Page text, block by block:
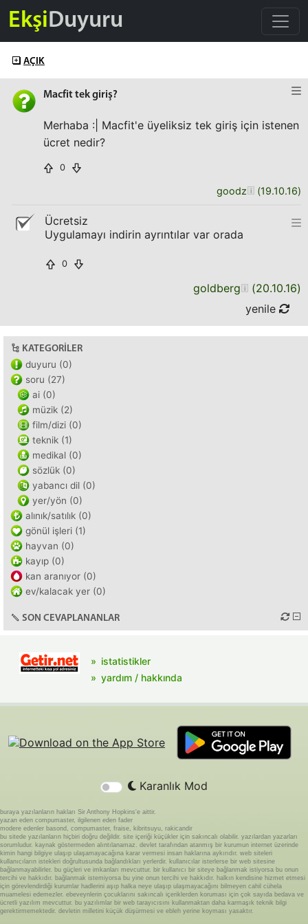
EkşiDuyuru
AÇIK
Macfit tek giriş?
Merhaba :| Macfit'e üyeliksiz tek giriş için istenen
ücret nedir?
0
goodz (19.10.16)
Ücretsiz
Uygulamayı indirin ayrıntılar var orada
0
goldberg (20.10.16)
yenile
KATEGORILER
duyuru (0)
soru (27)
ai (0)
müzik (2)
film/dizi (0)
teknik (1)
medikal (0)
sözlük (0)
yabancı dil (0)
yer/yön (0)
alınık/satılık (0)
gönül işleri (1)
hayvan (0)
kayıp (0)
kan aranıyor (0)
ev/kalacak yer (0)
SON CEVAPLANANLAR
istatistikler
yardım / hakkında
Karanlık Mod
buraya yazılanların hakları Sir Anthony Hopkins'e aittir.
yazan eden compumaster, ilgilenen eden fader
modere edenler basond, compumaster, fraise, kibritsuyu, rakicandir
bu sitede yazılanların hiçbiri doğru değildir. site içeriği küçükler için sakıncalı olabilir. yazılardan yazarları
sorumludur. kaynak göstermeden alıntılanamaz. devlet tarafından atanmış bir kurumun internet üzerinde
kimin hangi bilgiye ulaşıp ulaşamayacağına karar vermesi insan haklarına aykırıdır. web siteleri
kullanıcıların istekleri doğrultusunda bağlandıkları yerlerdir. kullanıcılar isterlerse bir web sitesine
bağlanmayabilirler. bu güçleri ve imkanları mevcuttur. bir kullanıcı bir siteye bağlanmak istiyorsa bu onun
tercihi ve hakkıdır. bağlanmak istemiyorsa bu yine onun tercihi ve hakkıdır. halkın kendisine hizmet etmesi
için görevlendirdiği kurumlar hadlerini aşıp halka neye ulaşıp ulaşmayacağını bilmeyen cahil cühela
muamelesi edemezler. ebeveynlerin çocuklarını sakıncalı içeriklerden koruması için çok sayıda bedava ve
ücretli yazılım mevcuttur. bu yazılımlar bir web tarayıcısını kullanmaktan daha karmaşık teknik bilgi
gerektirmemektedir. devletin milletini küçük düşürmesi ve ebleh yerine koyması yasaktır.